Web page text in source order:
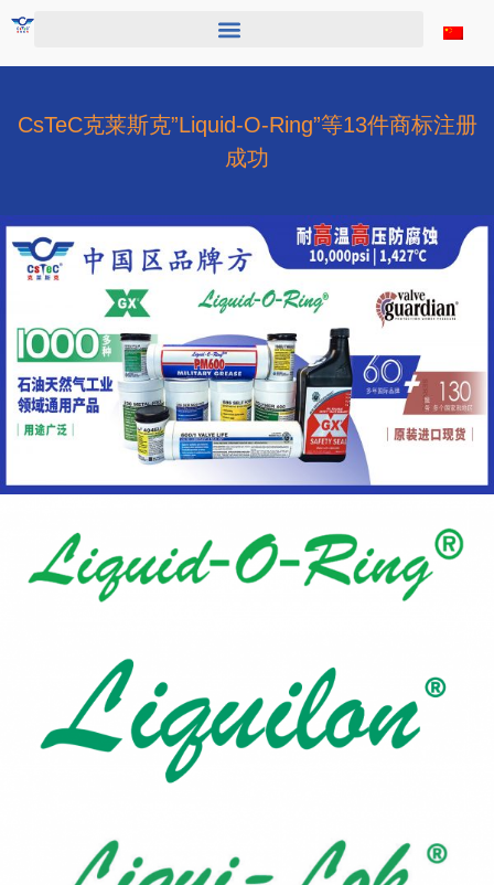
CsTeC克莱斯克”Liquid-O-Ring”等13件商标注册
成功